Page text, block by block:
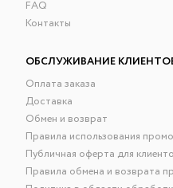
FAQ
Контакты
ОБСЛУЖИВАНИЕ
Оплата заказа
Доставка
Обмен и возврат
Правила использования
Публичная оферта для
Правила обмена и возврата